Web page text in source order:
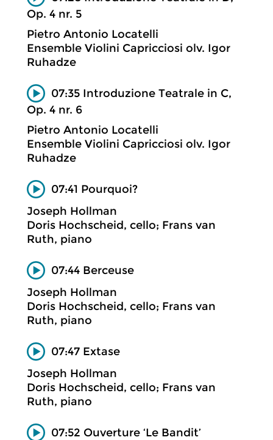
Op. 4 nr. 5
Pietro Antonio Locatelli
Ensemble Violini Capricciosi olv. Igor
Ruhadze
07:35 Introduzione Teatrale in C,
Op. 4 nr. 6
Pietro Antonio Locatelli
Ensemble Violini Capricciosi olv. Igor
Ruhadze
07:41 Pourquoi?
Joseph Hollman
Doris Hochscheid, cello; Frans van
Ruth, piano
07:44 Berceuse
Joseph Hollman
Doris Hochscheid, cello; Frans van
Ruth, piano
07:47 Extase
Joseph Hollman
Doris Hochscheid, cello; Frans van
Ruth, piano
07:52 Ouverture ‘Le Bandit’